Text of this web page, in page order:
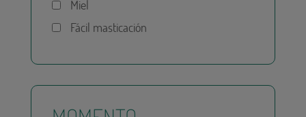
Miel
Fácil masticación